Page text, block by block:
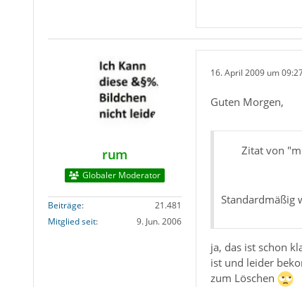
rum
Globaler Moderator
Beiträge
21.481
Mitglied seit
9. Jun. 2006
16. April 2009 um
Guten Morgen,
Zitat von
Standardmäßig
ja, das ist schon
ist und leider
zum Löschen